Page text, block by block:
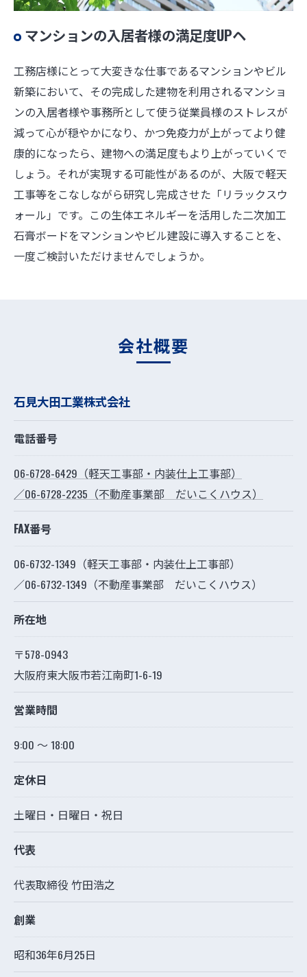
マンションの入居者様の満足度UPヘ
工務店様にとって大変きな仕事であるマンションやビル
新築において、その完成した建物を利用されるマンショ
ンの入居者様や事務所として使う従業員様のストレスが
減って心が穏やかになり、かつ免疫力が上がってより健
康的になったら、建物への満足度もより上がっていくで
しょう。それが実現する可能性があるのが、大阪で軽天
工事等をこなしながら研究し完成させた「リラックスウ
ォール」です。この生体エネルギーを活用した二次加工
石膏ボードをマンションやビル建設に導入することを、
一度ご検討いただけませんでしょうか。
会社概要
石見大田工業株式会社
電話番号
06-6728-6429（軽天工事部・内装仕上工事部）
／06-6728-2235（不動産事業部 だいこくハウス）
FAX番号
06-6732-1349（軽天工事部・内装仕上工事部）
／06-6732-1349（不動産事業部 だいこくハウス）
所在地
〒578-0943
大阪府東大阪市若江南町1-6-19
営業時間
9:00 〜 18:00
定休日
土曜日・日曜日・祝日
代表
代表取締役 竹田浩之
創業
昭和36年6月25日